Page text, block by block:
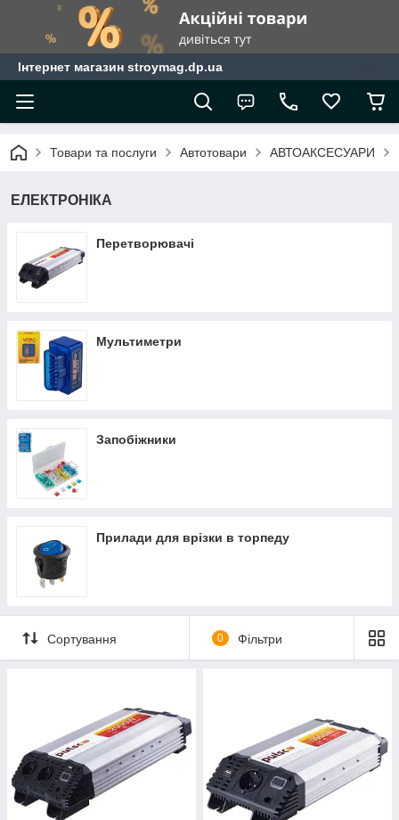
Інтернет магазин stroymag.dp.ua
Товари та послуги Автотовари АВТОАКСЕСУАРИ
ЕЛЕКТРОНІКА
Перетворювачі
Мультиметри
Запобіжники
Прилади для врізки в торпеду
Сортування 0 Фільтри